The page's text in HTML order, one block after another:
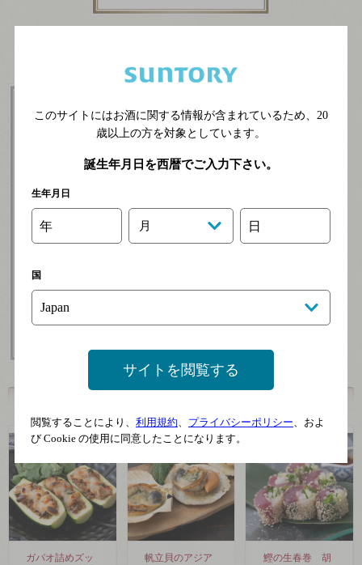
ウィリアムヒル カリフ
ォルニア シャルドネ
ニコ サンジョヴェーゼ
ガパオ詰めズッ
帆立貝のアジア
鰹の生春巻 胡
このサイトにはお酒に関する情報が含まれているため、 20
歳以上の方を対象としています。
誕生年月日を西暦でご入力下さい。
生年月日
年 月 日
国
サイトを閲覧する
閲覧することにより、 利用規約 プライバシーポリシー 、およ
び Cookie の使用に同意したことになります。